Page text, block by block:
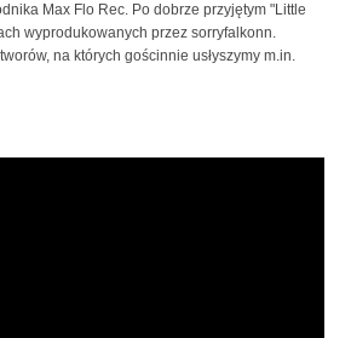
Max Flo Rec. Po dobrze przyjętym "Little
wyprodukowanych przez sorryfalkonn.
na których gościnnie usłyszymy m.in.